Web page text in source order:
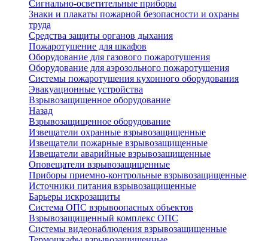
Сигнально-осветительные приборы
Знаки и плакаты пожарной безопасности и охраны
труда
Средства защиты органов дыхания
Пожаротушение для шкафов
Оборудование для газового пожаротушения
Оборудование для аэрозольного пожаротушения
Системы пожаротушения кухонного оборудования
Эвакуационные устройства
Взрывозащищенное оборудование
Назад
Взрывозащищенное оборудование
Извещатели охранные взрывозащищенные
Извещатели пожарные взрывозащищенные
Извещатели аварийные взрывозащищенные
Оповещатели взрывозащищенные
Приборы приемно-контрольные взрывозащищенные
Источники питания взрывозащищенные
Барьеры искрозащиты
Система ОПС взрывоопасных объектов
Взрывозащищенный комплекс ОПС
Системы видеонаблюдения взрывозащищенные